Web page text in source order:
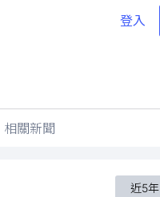
登入
相關新聞
近5年